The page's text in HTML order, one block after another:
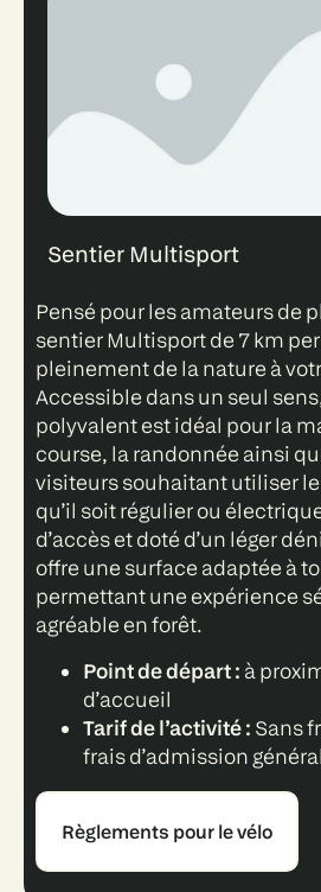
Sentier Multisport
Pensé pour les amateurs de
sentier Multisport de 7 km
pleinement de la nature à
Accessible dans un seul
polyvalent est idéal pour la
course, la randonnée ainsi
visiteurs souhaitant utiliser
qu’il soit régulier ou
d’accès et doté d’un léger
offre une surface adaptée à
permettant une expérience
agréable en forêt.
Point de départ : à
d’accueil
Tarif de l’activité : Sans
frais d’admission
Règlements pour le vélo